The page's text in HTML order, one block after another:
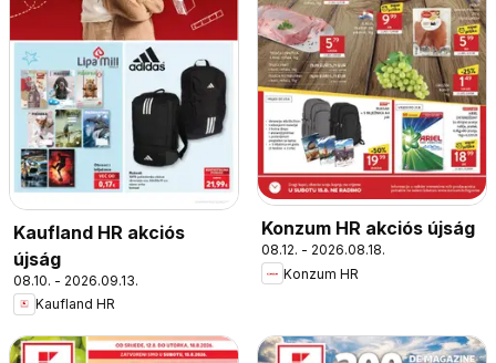
Kaufland HR akciós
újság
08.10. - 2026.09.13.
Kaufland HR
Konzum HR akciós újság
08.12. - 2026.08.18.
Konzum HR